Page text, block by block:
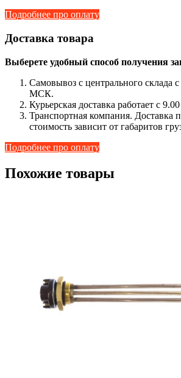
Подробнее про оплату
Доставка товара
Выберете удобный способ получения
Самовывоз с центрального склада
МСК.
Курьерская доставка работает с
Транспортная компания. Доставка
стоимость зависит от габаритов
Подробнее про оплату
Похожие товары